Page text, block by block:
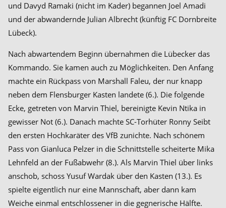
und Davyd Ramaki (nicht im Kader) begannen Joel Amadi
und der abwandernde Julian Albrecht (künftig FC Dornbreite
Lübeck).
Nach abwartendem Beginn übernahmen die Lübecker das
Kommando. Sie kamen auch zu Möglichkeiten. Den Anfang
machte ein Rückpass von Marshall Faleu, der nur knapp
neben dem Flensburger Kasten landete (6.). Die folgende
Ecke, getreten von Marvin Thiel, bereinigte Kevin Ntika in
gewisser Not (6.). Danach machte SC-Torhüter Ronny Seibt
den ersten Hochkaräter des VfB zunichte. Nach schönem
Pass von Gianluca Pelzer in die Schnittstelle scheiterte Mika
Lehnfeld an der Fußabwehr (8.). Als Marvin Thiel über links
anschob, schoss Yusuf Wardak über den Kasten (13.). Es
spielte eigentlich nur eine Mannschaft, aber dann kam
Weiche einmal entschlossener in die gegnerische Hälfte.